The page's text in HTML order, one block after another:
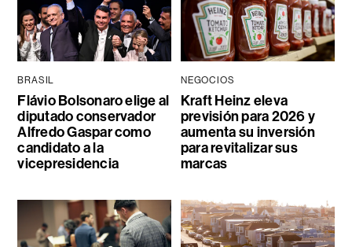
BRASIL
Flávio Bolsonaro elige al
diputado conservador
Alfredo Gaspar como
candidato a la
vicepresidencia
NEGOCIOS
Kraft Heinz eleva
previsión para 2026 y
aumenta su inversión
para revitalizar sus
marcas